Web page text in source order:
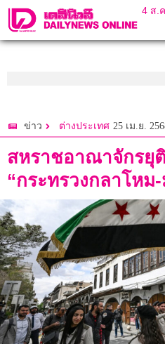
4 ส.
ข่าว ต่างประเทศ 25 เม.ย.
สหราชอาณาจักรยุ
“กระทรวงกลาโหม